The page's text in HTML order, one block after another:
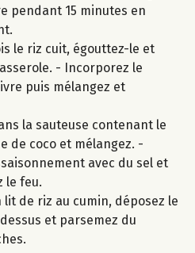
pendant 15 minutes en
le riz cuit, égouttez-le et
- Incorporez le
puis mélangez et
la sauteuse contenant le
de coco et mélangez. -
avec du sel et
le feu.
lit de riz au cumin, déposez le
et parsemez du